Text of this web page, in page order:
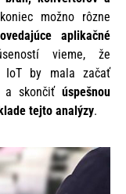
možno rôzne
aplikačné
vieme, že
IoT by mala začať
skončiť úspešnou
tejto analýzy.